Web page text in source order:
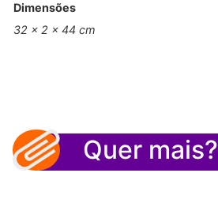
Dimensões
32 × 2 × 44 cm
Quer mais?